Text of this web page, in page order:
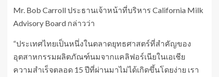
Mr. Bob Carroll ประธานเจ้าหน้าที่บริหาร California Milk
Advisory Board กล่าวว่า
“ประเทศไทยเป็นหนึ่งในตลาดยุทธศาสตร์ที่สำคัญของ
อุตสาหกรรมผลิตภัณฑ์นมจากแคลิฟอร์เนียในเอเชีย
ความสำเร็จตลอด 15 ปีที่ผ่านมาไม่ได้เกิดขึ้นโดยง่าย เรา